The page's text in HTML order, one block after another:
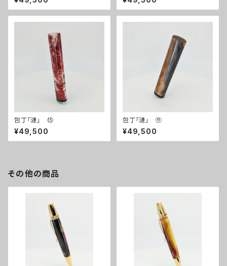
包丁「漣」 ⑮
¥49,500
包丁「漣」 ⑪
¥49,500
その他の商品